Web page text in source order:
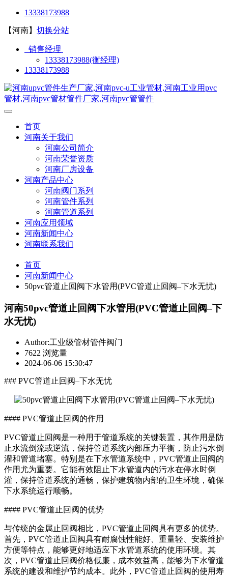
13338173988
【河南】 切换分站
销售经理
13338173988(衡经理)
13338173988
首页
河南关于我们
河南公司简介
河南荣誉资质
河南厂房设备
河南产品中心
河南阀门系列
河南管件系列
河南管道系列
河南应用领域
河南新闻中心
河南联系我们
首页
河南新闻中心
50pvc管道止回阀下水管用(PVC管道止回阀–下水无忧)
河南50pvc管道止回阀下水管用(PVC管道止回阀–下
水无忧)
Author:工业级管材管件阀门
7622 浏览量
2024-06-06 15:30:47
### PVC管道止回阀–下水无忧
#### PVC管道止回阀的作用
PVC管道止回阀是一种用于管道系统的关键装置，其作用是防
止水流倒流或逆流，保持管道系统内部压力平衡，防止污水倒
灌和管道堵塞。特别是在下水管道系统中，PVC管道止回阀的
作用尤为重要。它能有效阻止下水管道内的污水在停水时倒
灌，保持管道系统的通畅，保护建筑物内部的卫生环境，确保
下水系统运行顺畅。
#### PVC管道止回阀的优势
与传统的金属止回阀相比，PVC管道止回阀具有更多的优势。
首先，PVC管道止回阀具有耐腐蚀性能好、重量轻、安装维护
方便等特点，能够更好地适应下水管道系统的使用环境。其
次，PVC管道止回阀价格低廉，成本效益高，能够为下水管道
系统的建设和维护节约成本。此外，PVC管道止回阀的使用寿